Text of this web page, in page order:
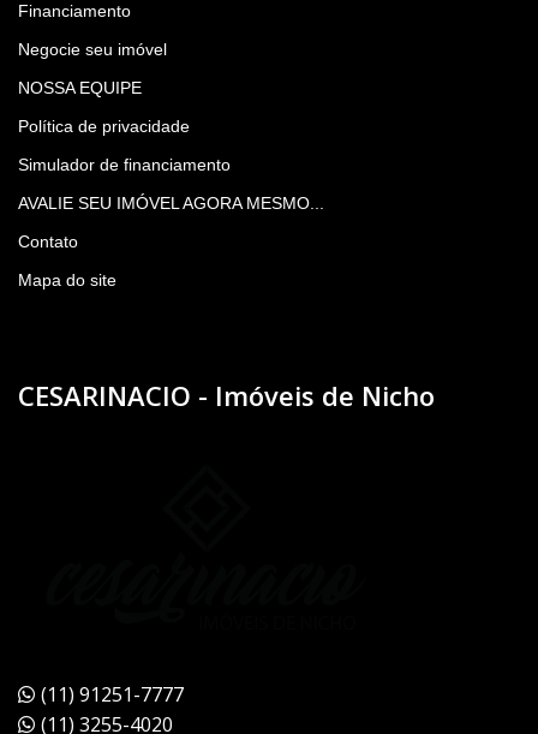
Financiamento
Negocie seu imóvel
NOSSA EQUIPE
Política de privacidade
Simulador de financiamento
AVALIE SEU IMÓVEL AGORA MESMO...
Contato
Mapa do site
CESARINACIO - Imóveis de Nicho
(11) 91251-7777
(11) 3255-4020